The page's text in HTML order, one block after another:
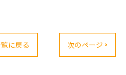
に戻る 次のページ >